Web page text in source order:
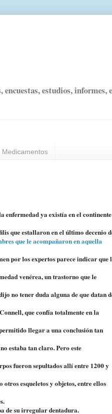
estudios,
Medicamentos
enfermedad ya existía en el continente
que estallaron en el último decenio
que le acompañaron en aquella
por los expertos parece indicar que
venérea, un trastorno que le
no tener duda alguna de que datan
que confía totalmente en la
llegar a una conclusión tan
estaba tan claro. Pero este
fueron sepultados allí entre 1200 y
esqueletos y objetos, entre ellos
de su irregular dentadura.